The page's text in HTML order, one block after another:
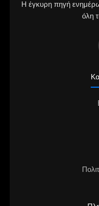
Η έγκυρη πηγή
όλη